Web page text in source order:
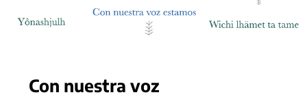
Con nuestra voz